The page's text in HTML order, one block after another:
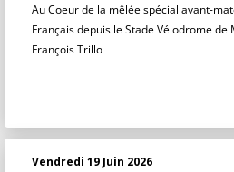
Au Coeur de la mêlée spécial avant-
Français depuis le Stade Vélodrome
François Trillo
Vendredi 19 Juin 2026